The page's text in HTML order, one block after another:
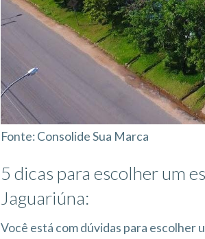
Fonte: Consolide Sua Marca
5 dicas para escolher um
Jaguariúna:
Você está com dúvidas para escolher